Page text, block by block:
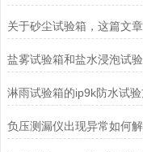
盐雾试验箱和盐水浸泡试
淋雨试验箱的ip9k防水试
负压测漏仪出现异常如何